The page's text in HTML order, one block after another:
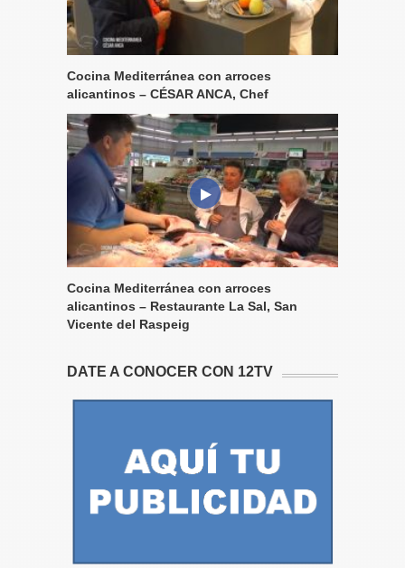
Cocina Mediterránea con arroces
alicantinos – CÉSAR ANCA, Chef
Cocina Mediterránea con arroces
alicantinos – Restaurante La Sal, San
Vicente del Raspeig
DATE A CONOCER CON 12TV